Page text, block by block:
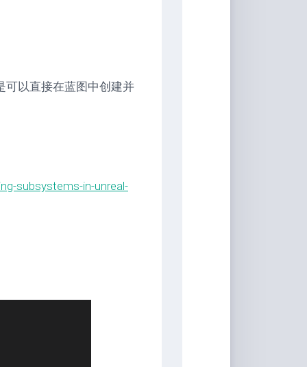
可以直接在蓝图中创建并
subsystems-in-unreal-